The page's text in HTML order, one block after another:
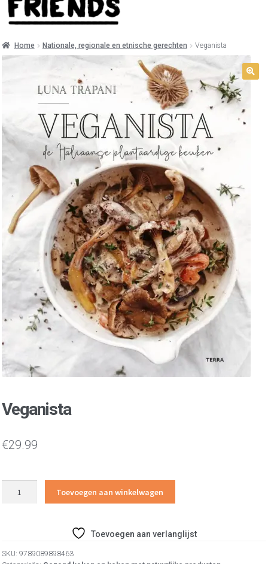
Home Nationale, regionale en etnische gerechten Veganista
Veganista
€29.99
Toevoegen aan winkelwagen
Toevoegen aan verlanglijst
SKU: 9789089898463